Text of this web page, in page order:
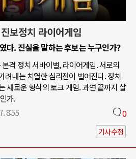
보정치 라이어게임
다. 진실을 말하는 후보는 누구인가?
격 정치 서바이벌, 라이어게임. 서로의
려내는 치열한 심리전이 벌어진다. 정치
새로운 형식의 토크 게임. 과연 끝까지 살
가.
8:55 0
기사수정